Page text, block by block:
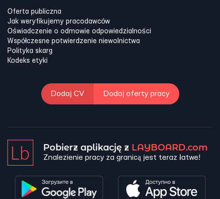
Oferta publiczna
Jak weryfikujemy pracodawców
Oświadczenie o odmowie odpowiedzialności
Współczesne potwierdzenie niewolnictwa
Polityka skarg
Kodeks etyki
Dodaj CV Dodaj oferty pracy
Pobierz aplikację z LAYBOARD.com
Znalezienie pracy za granicą jest teraz łatwe!